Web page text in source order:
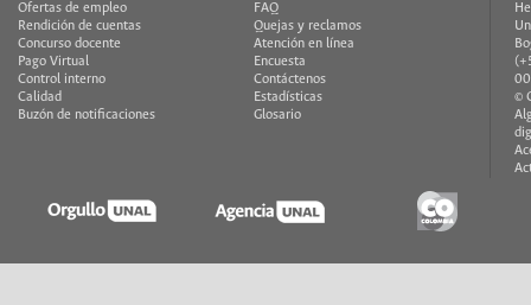
Ofertas de empleo
Rendición de cuentas
Concurso docente
Pago Virtual
Control interno
Calidad
Buzón de notificaciones
FAQ
Quejas y reclamos
Atención en línea
Encuesta
Contáctenos
Estadísticas
Glosario
©